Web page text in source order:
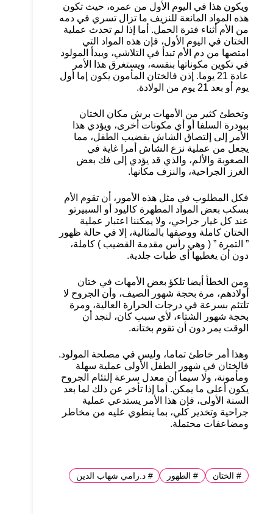
ويكون هذا في اليوم الأول من عمره، حيث تكون
هذه المواد المانعة للنزيف ما تزال تسري في دمه
من الأم أثناء فترة الحمل. أما إذا لم تحدث عملية
الختان في اليوم الأول، فإن هذه المواد التي
امتصها من دم الأم تبدأ في التلاشي، ويبدأ المولود
في تكوين مكوناتها بنفسه، ويستغرق هذا الأمر
عادة 21 يوما. إذن فالختان المأمون يكون إما أول
يوم أو بعد 21 يوم من الولادة.
وتخطئ كثير من الأمهات برش مكان الختان
ببودرة السلفا أو أي مكونات أخرى، ويؤدي هذا
الأمر إلى إلتصاق الشاش بقضيب الطفل، مما
يجعل من عملية نزع الشاش أمرا غاية في
الصعوبة والألم، والذي قد يؤدي إلى فك بعض
الغرز الجراحية، والنزف مكانها.
فكل المطلوب في مثل هذه الأمور، أن تقوم الأم
بسكب بعض المواد المطهرة كاليود أو السبيرتو
عند كل غيار جراحي، ولا يمكننا اعتبار عملية
الختان كاملة ووصفها بالمثالية، إلا في حالة ظهور
” التمرة ” ( وهي رأس مقدمة القضيب ) كاملة،
دون أن يغطيها أي طيات جلدية.
ومن الخطأ أيضا تلكؤ بعض الأمهات في ختان
أولادهم، مرة بحجة شهور الصيف، وأن الجروح لا
تلتئم بسرعة في درجات الحرارة العالية، ومرة
بحجة شهور الشتاء، لأي سبب كان، لنجد أن
الوقت يمر دون أن تقوم بختانه.
وهذا أمر خاطئ تماما، وليس في مصلحة المولود.
فالختان في شهور الطفل الأولى عملية سهلة
ومأمونة، ولا سيما أن معدل سرعة إلتئام الجروح
يكون أعلى ما يمكن. أما إذا تأخر عن ذلك لما بعد
السنة الأولى، فإن هذا الأمر يستدعي عملية
جراحية وتخدير كلي، بما ينطوي عليه من مخاطر
ومضاعفات محتملة.
#الختان #الطهور # د.رامي شهاب الدين